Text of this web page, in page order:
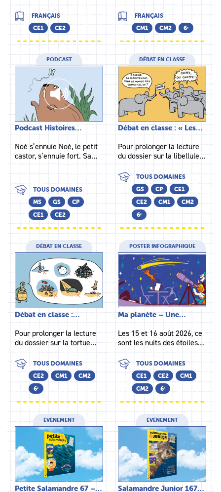
FRANÇAIS
CE1
CE2
FRANÇAIS
CM1
CM2 6ᵉ
PODCAST
Podcast Histoires…
Noé s’ennuie Noé, le petit
castor, s’ennuie fort. Sa…
TOUS DOMAINES
MS
GS
CP
CE1
CE2
DÉBAT EN CLASSE
Débat en classe : « Les…
Pour prolonger la lecture
du dossier sur la libellule…
TOUS DOMAINES
GS
CP
CE1
CE2
CM1
CM2
6ᵉ
DÉBAT EN CLASSE
Débat en classe :…
Pour prolonger la lecture
du dossier sur la tortue…
TOUS DOMAINES
CE2
CM1
CM2
6ᵉ
POSTER INFOGRAPHIQUE
Ma planète – Une…
Les 15 et 16 août 2026, ce
sont les nuits des étoiles…
TOUS DOMAINES
CE1
CE2
CM1
CM2
6ᵉ
ÉVÉNEMENT
Petite Salamandre 67 –…
ÉVÉNEMENT
Salamandre Junior 167…